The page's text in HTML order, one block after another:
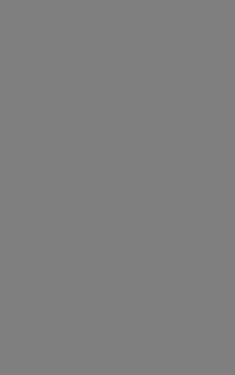
om bygglov för
om beslut gällande bygglov
om beslut